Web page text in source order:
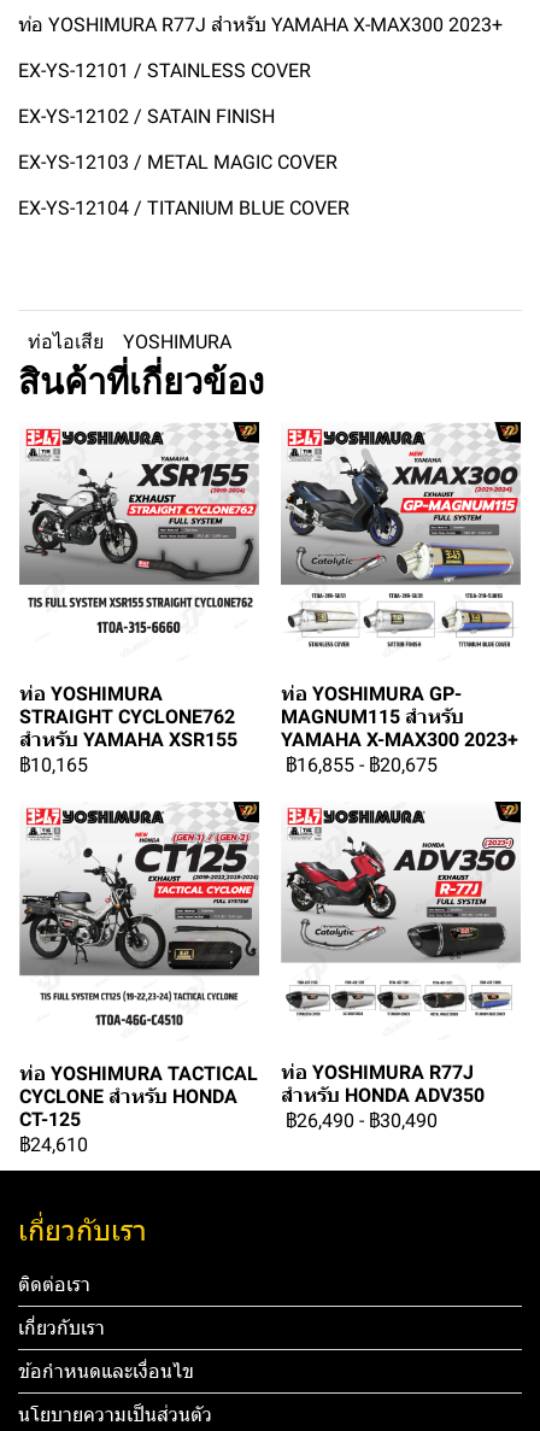
ท่อ YOSHIMURA R77J สำหรับ YAMAHA X-MAX300 2023+
EX-YS-12101 / STAINLESS COVER
EX-YS-12102 / SATAIN FINISH
EX-YS-12103 / METAL MAGIC COVER
EX-YS-12104 / TITANIUM BLUE COVER
ท่อไอเสีย YOSHIMURA
สินค้าที่เกี่ยวข้อง
ท่อ YOSHIMURA
STRAIGHT CYCLONE762
สำหรับ YAMAHA XSR155
฿10,165
ท่อ YOSHIMURA GP-
MAGNUM115 สำหรับ
YAMAHA X-MAX300 2023+
฿16,855 - ฿20,675
ท่อ YOSHIMURA TACTICAL
CYCLONE สำหรับ HONDA
CT-125
฿24,610
ท่อ YOSHIMURA R77J
สำหรับ HONDA ADV350
฿26,490 - ฿30,490
เกี่ยวกับเรา
ติดต่อเรา
เกี่ยวกับเรา
ข้อกำหนดและเงื่อนไข
นโยบายความเป็นส่วนตัว